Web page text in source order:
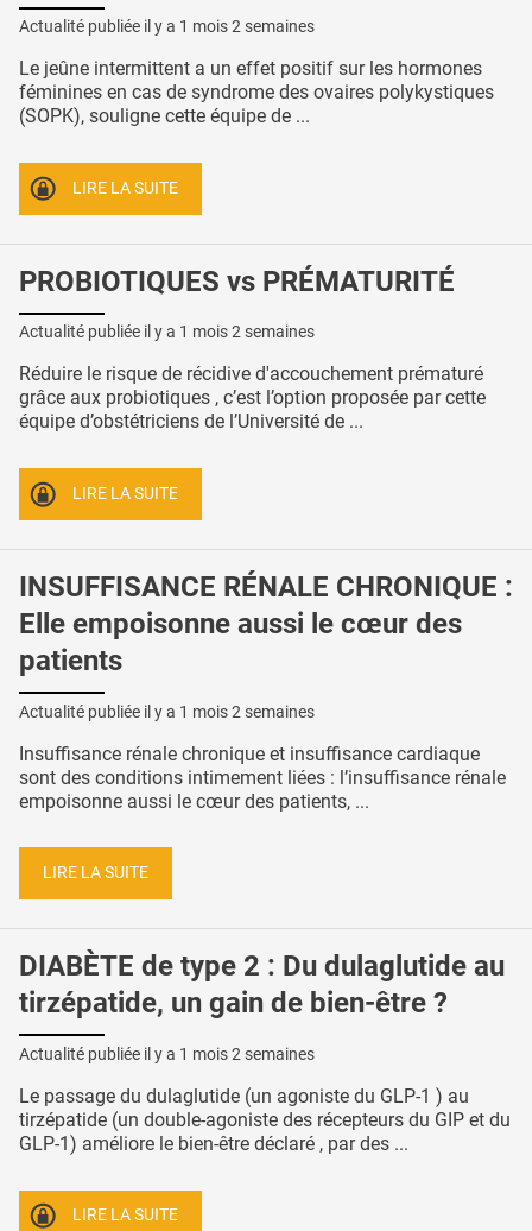
Actualité publiée il y a 1 mois 2 semaines
Le jeûne intermittent a un effet positif sur les hormones
féminines en cas de syndrome des ovaires polykystiques
(SOPK), souligne cette équipe de ...
LIRE LA SUITE
PROBIOTIQUES vs PRÉMATURITÉ
Actualité publiée il y a 1 mois 2 semaines
Réduire le risque de récidive d'accouchement prématuré
grâce aux probiotiques , c’est l’option proposée par cette
équipe d’obstétriciens de l’Université de ...
LIRE LA SUITE
INSUFFISANCE RÉNALE CHRONIQUE :
Elle empoisonne aussi le cœur des
patients
Actualité publiée il y a 1 mois 2 semaines
Insuffisance rénale chronique et insuffisance cardiaque
sont des conditions intimement liées : l’insuffisance rénale
empoisonne aussi le cœur des patients, ...
LIRE LA SUITE
DIABÈTE de type 2 : Du dulaglutide au
tirzépatide, un gain de bien-être ?
Actualité publiée il y a 1 mois 2 semaines
Le passage du dulaglutide (un agoniste du GLP-1 ) au
tirzépatide (un double-agoniste des récepteurs du GIP et du
GLP-1) améliore le bien-être déclaré , par des ...
LIRE LA SUITE